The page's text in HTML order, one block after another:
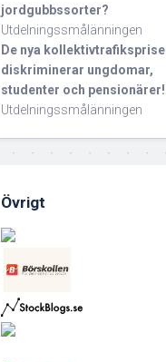
jordgubbssorter?
Utdelningssmålänningen
De nya
diskriminerar ungdomar,
studenter och pensionärer!
Utdelningssmålänningen
Övrigt